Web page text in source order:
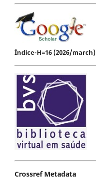
Índice-H=16 (2026/march)
Crossref Metadata